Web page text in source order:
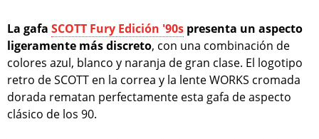
La gafa SCOTT Fury Edición '90s presenta un aspecto
ligeramente más discreto, con una combinación de
colores azul, blanco y naranja de gran clase. El logotipo
retro de SCOTT en la correa y la lente WORKS cromada
dorada rematan perfectamente esta gafa de aspecto
clásico de los 90.